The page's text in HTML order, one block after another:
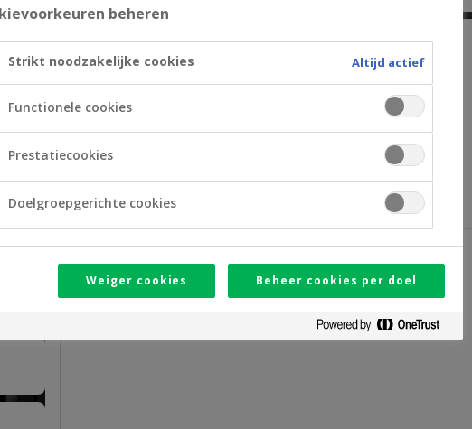
Komt uw project in aanmerking?
Ontdek enkele van de gesteunde projecten
Uw project indienen
beheren
Strikt noodzakelijke cookies Altijd actief
Functionele cookies
Prestatiecookies
Doelgroepgerichte cookies
Weiger cookies Beheer cookies per doel